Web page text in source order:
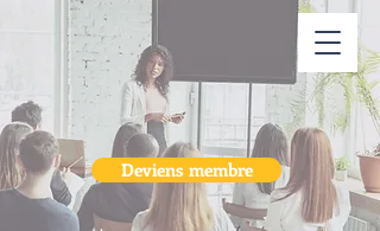
Deviens membre